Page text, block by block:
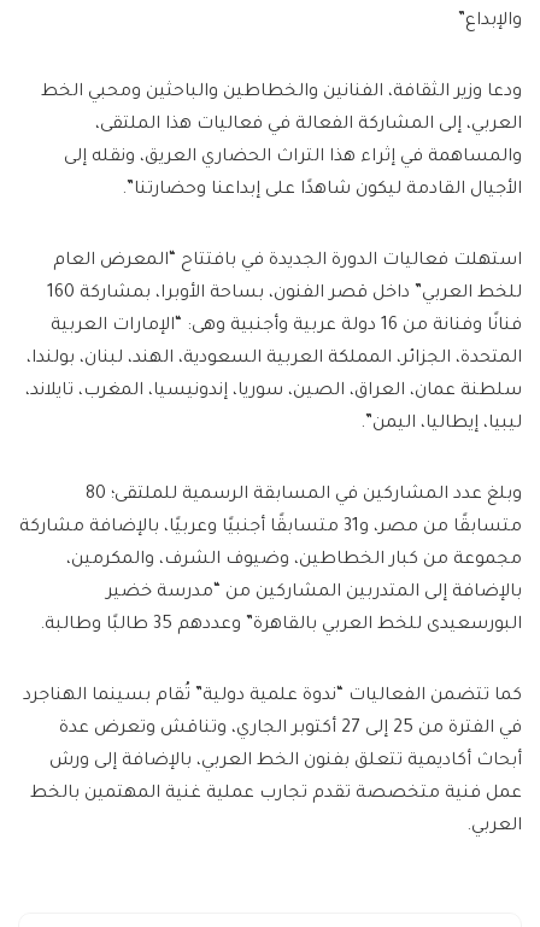
والإبداع”
ودعا وزير الثقافة، الفنانين والخطاطين والباحثين ومحبي الخط
العربي، إلى المشاركة الفعالة في فعاليات هذا الملتقى،
والمساهمة في إثراء هذا التراث الحضاري العريق، ونقله إلى
الأجيال القادمة ليكون شاهدًا على إبداعنا وحضارتنا”.
استهلت فعاليات الدورة الجديدة في بافتتاح “المعرض العام
للخط العربي” داخل قصر الفنون، بساحة الأوبرا، بمشاركة 160
فنانًا وفنانة من 16 دولة عربية وأجنبية وهى: “الإمارات العربية
المتحدة، الجزائر، المملكة العربية السعودية، الهند، لبنان، بولندا،
سلطنة عمان، العراق، الصين، سوريا، إندونيسيا، المغرب، تايلاند،
ليبيا، إيطاليا، اليمن”.
وبلغ عدد المشاركين في المسابقة الرسمية للملتقى؛ 80
متسابقًا من مصر، و31 متسابقًا أجنبيًا وعربيًا، بالإضافة مشاركة
مجموعة من كبار الخطاطين، وضيوف الشرف، والمكرمين،
بالإضافة إلى المتدربين المشاركين من “مدرسة خضير
البورسعيدى للخط العربي بالقاهرة” وعددهم 35 طالبًا وطالبة.
كما تتضمن الفعاليات “ندوة علمية دولية” تُقام بسينما الهناجرد
في الفترة من 25 إلى 27 أكتوبر الجاري، وتناقش وتعرض عدة
أبحاث أكاديمية تتعلق بفنون الخط العربي، بالإضافة إلى ورش
عمل فنية متخصصة تقدم تجارب عملية غنية المهتمين بالخط
العربي.